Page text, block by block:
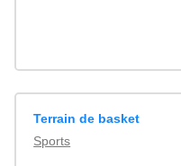
Terrain de basket
Sports